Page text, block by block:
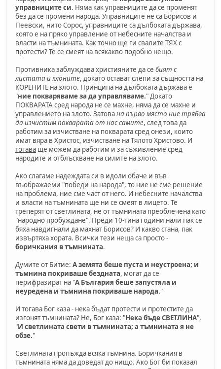
управниците си. Няма как управниците да се променят
без да се промени народа. Управниците не са Борисов и
Пеевски, нито Сорос, управниците са дълбоката държава,
която е на пряко управление от небесните началства и
власти на тъмнината. Как точно ще ги свалите ТЯХ с
протести? Те се смеят на всякакво подобно нещо.
Противника заблуждава християните да се бият с
листата и клоните, докато остават слепи за същността на
КОРЕНИТЕ на злото. Принципа на дълбоката държава е
"ние покваряваме за да управляваме." Докато
ПОКВАРАТА сред народа не се махне, няма да се махне и
управлението на злото. Затована първо място ние трябва
да изчистим покварата от нас самите, след това да
работим за изчистване на покварата сред онези, които
имат вяра в Христос, изчистване на Тялото Христово. И
тогава ще можем да работим и за съживление сред
народите и отблъскване на силите на злото.
Ако слагаме надеждата си в идоли обаче и във
въображаеми "победи на народа", то ние не сме решение
на проблема, ние сме част от него. И небесните началства
и власти на тъмнината ще ни се смеят в лицето. Те
треперят от светлината, не от тъмнината преоблечена като
"народно пробуждане". Преди 10-тина години нали пак се
бяха навдигнали да махнат Борисов? И какво стана, пак
извъртяха хората. Всички тези неща са просто -
боричкания в тъмнината.
Думите от Битие: А земята беше пуста и неустроена; и
тъмнина покриваше бездната, могат да се
перифразират на "А България беше запустяла и
неуредена и тъмнина покриваше народа."
И тогава Бог каза - нека бъдат протести и протестите да
изгонят тъмнината? Не, Бог каза: "Нека бъде СВЕТЛИНА",
"И светлината свети в тъмнината; а тъмнината я не
обзе."
Светлината пропъжда всяка тъмнина. Боричкания в
тъмнината няма да доведат до нищо. Ако Бог би показал